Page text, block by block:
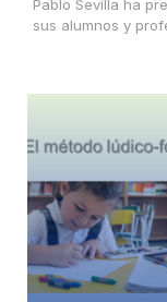
Pablo Sevilla ha
sus alumnos y